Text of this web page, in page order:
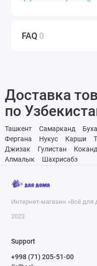
FAQ 0
Доставка
по
Ташкент Самарканд
Фергана
Нукус Карши
Джизак
Гулистан Коканд
Алмалык
Шахрисабз
Интернет-магазин «Всё для
2023
Support
+998 (71) 205-51-00